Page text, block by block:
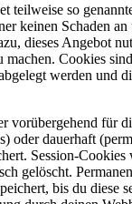
teilweise so
keinen Schaden
dieses Angebot
Cookies
werden und
vorübergehend für
oder dauerhaft
Session-Cookies
gelöscht.
bis du diese